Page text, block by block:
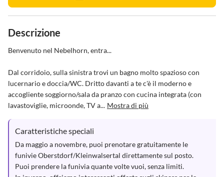
Descrizione
Benvenuto nel Nebelhorn, entra...
Dal corridoio, sulla sinistra trovi un bagno molto spazioso con
lucernario e doccia/WC. Dritto davanti a te c'è il moderno e
accogliente soggiorno/sala da pranzo con cucina integrata (con
lavastoviglie, microonde, TV a... Mostra di più
Caratteristiche speciali
Da maggio a novembre, puoi prenotare gratuitamente le
funivie Oberstdorf/Kleinwalsertal direttamente sul posto.
Puoi prendere la funivia quante volte vuoi, senza limiti.